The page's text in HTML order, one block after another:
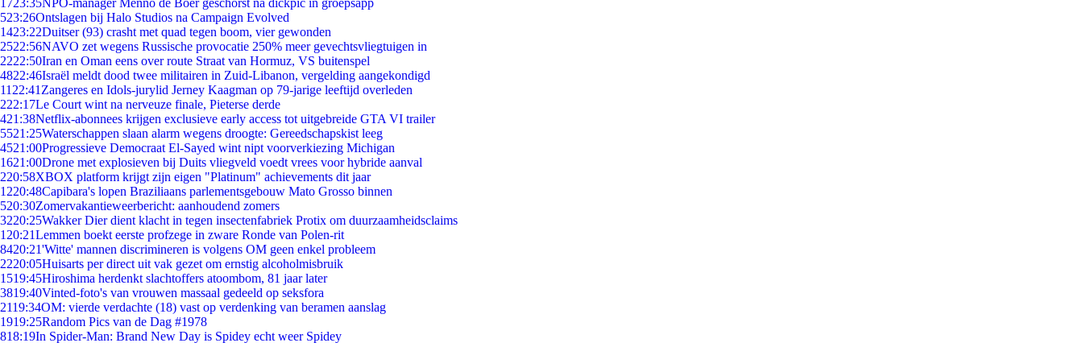
1723:35NPO-manager Menno de Boer geschorst na dickpic in groepsapp
523:26Ontslagen bij Halo Studios na Campaign Evolved
1423:22Duitser (93) crasht met quad tegen boom, vier gewonden
2522:56NAVO zet wegens Russische provocatie 250% meer gevechtsvliegtuigen in
2222:50Iran en Oman eens over route Straat van Hormuz, VS buitenspel
4822:46Israël meldt dood twee militairen in Zuid-Libanon, vergelding aangekondigd
11 22:41 Zangeres en Idols-jurylid Jerney Kaagman op 79-jarige leeftijd overleden
222:17Le Court wint na nerveuze finale, Pieterse derde
421:38Netflix-abonnees krijgen exclusieve early access tot uitgebreide GTA VI trailer
5521:25Waterschappen slaan alarm wegens droogte: Gereedschapskist leeg
4521:00Progressieve Democraat El-Sayed wint nipt voorverkiezing Michigan
1621:00Drone met explosieven bij Duits vliegveld voedt vrees voor hybride aanval
220:58XBOX platform krijgt zijn eigen "Platinum" achievements dit jaar
1220:48Capibara's lopen Braziliaans parlementsgebouw Mato Grosso binnen
520:30Zomervakantieweerbericht: aanhoudend zomers
3220:25Wakker Dier dient klacht in tegen insectenfabriek Protix om duurzaamheidsclaims
1 20:21Lemmen boekt eerste profzege in zware Ronde van Polen-rit
8420:21'Witte' mannen discrimineren is volgens OM geen enkel probleem
2220:05Huisarts per direct uit vak gezet om ernstig alcoholmisbruik
1519:45Hiroshima herdenkt slachtoffers atoombom, 81 jaar later
3819:40Vinted-foto's van vrouwen massaal gedeeld op seksfora
2119:34OM: vierde verdachte (18) vast op verdenking van beramen aanslag
1919:25Random Pics van de Dag #1978
818:19In Spider-Man: Brand New Day is Spidey echt weer Spidey